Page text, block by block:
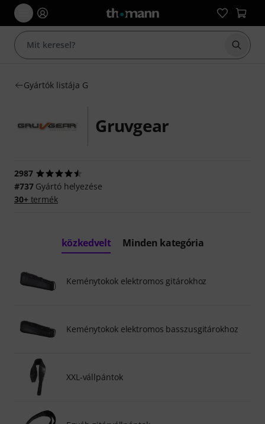
Gyártók listája G
Gruvgear
2987
#737Gyártó helyezése
30+termék
közkedvelt Minden kategória
Keménytokok elektromos gitárokhoz
Keménytokok elektromos basszusgitárokhoz
XXL-vállpántok